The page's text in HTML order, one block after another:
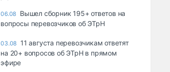
06.08 Вышел сборник 195+ ответов на
вопросы перевозчиков об ЭТрН
03.08 11 августа перевозчикам ответят
на 20+ вопросов об ЭТрН в прямом
эфире